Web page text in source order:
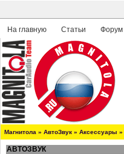
На главную Статьи Форум
Магнитола » АвтоЗвук » Аксессуары »
АВТОЗВУК